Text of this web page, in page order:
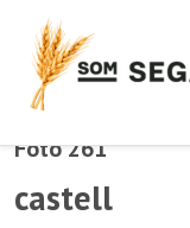
Foto 261
castell